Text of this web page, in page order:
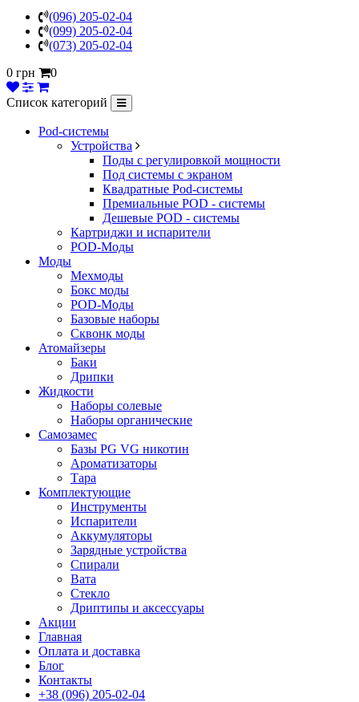
(096) 205-02-04
(099) 205-02-04
(073) 205-02-04
0 грн
0
Список категорий
Pod-системы
Устройства
Поды с регулировкой мощности
Под системы с экраном
Квадратные Pod-системы
Премиальные POD - системы
Дешевые POD - системы
Картриджи и испарители
POD-Моды
Моды
Мехмоды
Бокс моды
POD-Моды
Базовые наборы
Сквонк моды
Атомайзеры
Баки
Дрипки
Жидкости
Наборы солевые
Наборы органические
Самозамес
Базы PG VG никотин
Ароматизаторы
Тара
Комплектующие
Инструменты
Испарители
Аккумуляторы
Зарядные устройства
Спирали
Вата
Стекло
Дриптипы и аксессуары
Акции
Главная
Оплата и доставка
Блог
Контакты
+38 (096) 205-02-04